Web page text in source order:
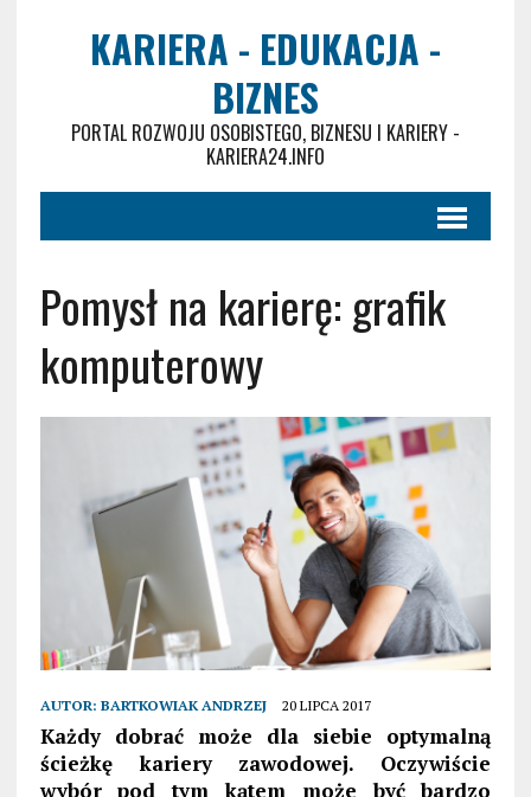
KARIERA - EDUKACJA -
BIZNES
PORTAL ROZWOJU OSOBISTEGO, BIZNESU I KARIERY -
KARIERA24.INFO
Pomysł na karierę: grafik
komputerowy
AUTOR: BARTKOWIAK ANDRZEJ 20 LIPCA 2017
Każdy dobrać może dla siebie optymalną
ścieżkę kariery zawodowej. Oczywiście
wybór pod tym kątem może być bardzo